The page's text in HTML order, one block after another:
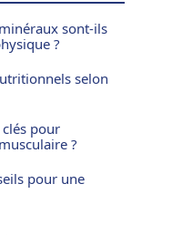
sont-ils
?
selon
pour
?
pour une